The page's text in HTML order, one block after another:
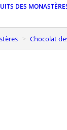
DES
Chocolat